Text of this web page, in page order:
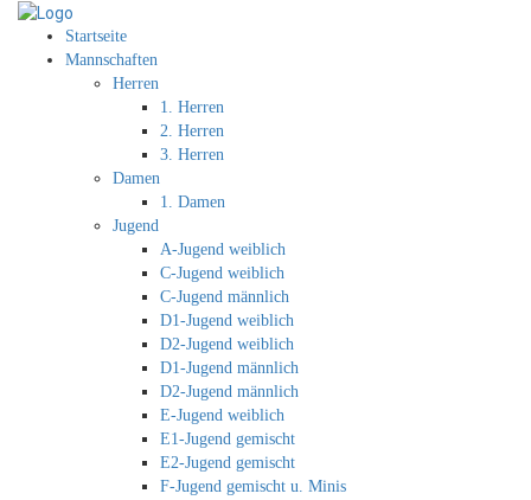
Startseite
Mannschaften
Herren
1. Herren
2. Herren
3. Herren
Damen
1. Damen
Jugend
A-Jugend weiblich
C-Jugend weiblich
C-Jugend männlich
D1-Jugend weiblich
D2-Jugend weiblich
D1-Jugend männlich
D2-Jugend männlich
E-Jugend weiblich
E1-Jugend gemischt
E2-Jugend gemischt
F-Jugend gemischt u. Minis